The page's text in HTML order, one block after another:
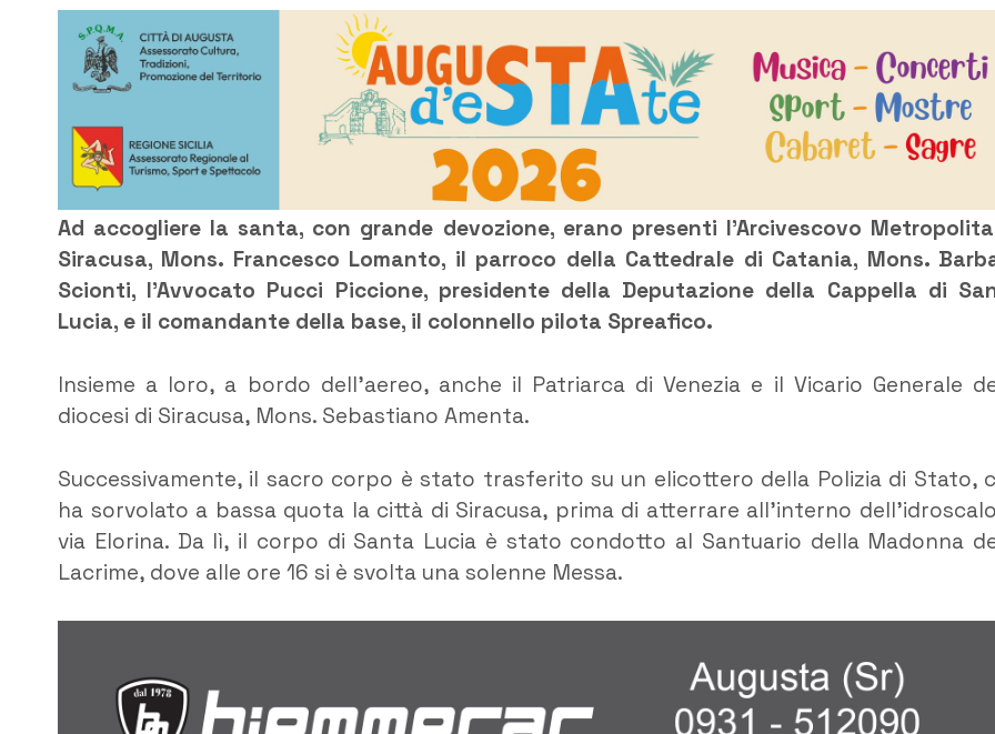
Ad accogliere la santa, con grande devozione, erano presenti l’Arcivescovo
Siracusa, Mons. Francesco Lomanto, il parroco della Cattedrale di Catania, Mons.
Scionti, l’Avvocato Pucci Piccione, presidente della Deputazione della Cappella di
Lucia, e il comandante della base, il colonnello pilota Spreafico.
Insieme a loro, a bordo dell’aereo, anche il Patriarca di Venezia e il Vicario Generale
diocesi di Siracusa, Mons. Sebastiano Amenta.
Successivamente, il sacro corpo è stato trasferito su un elicottero della Polizia di Stato,
ha sorvolato a bassa quota la città di Siracusa, prima di atterrare all’interno
via Elorina. Da lì, il corpo di Santa Lucia è stato condotto al Santuario della Madonna
Lacrime, dove alle ore 16 si è svolta una solenne Messa.